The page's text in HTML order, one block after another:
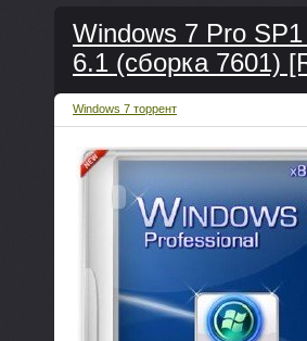
Windows 7 Pro
6.1 (сборка 7601)
Windows 7 торрент